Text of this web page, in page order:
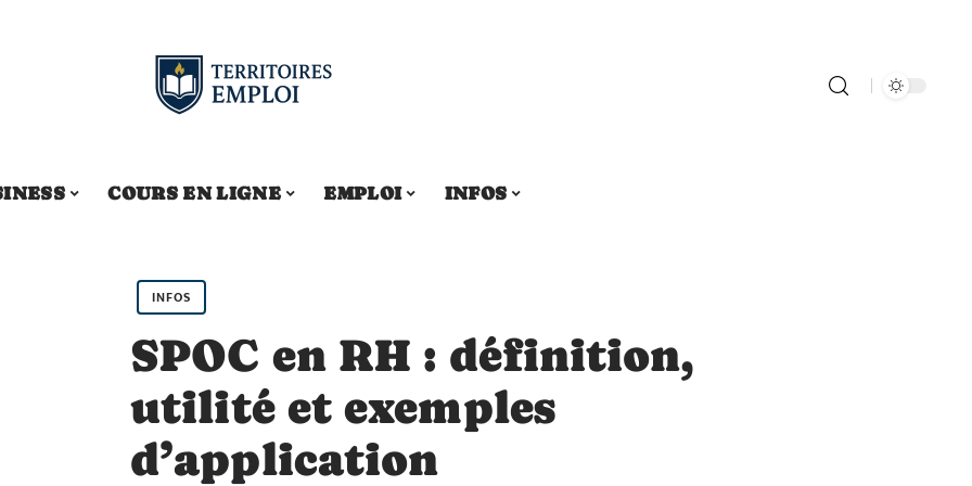
COURS EN LIGNE EMPLOI INFOS
INFOS
SPOC en RH : définition,
utilité et exemples
d’application